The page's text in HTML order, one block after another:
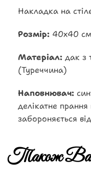
Накладка на
Розмір: 40х40 см
Матеріал: дак з
(Туреччина)
Наповнювач:
делікатне
забороняється
Також Вам